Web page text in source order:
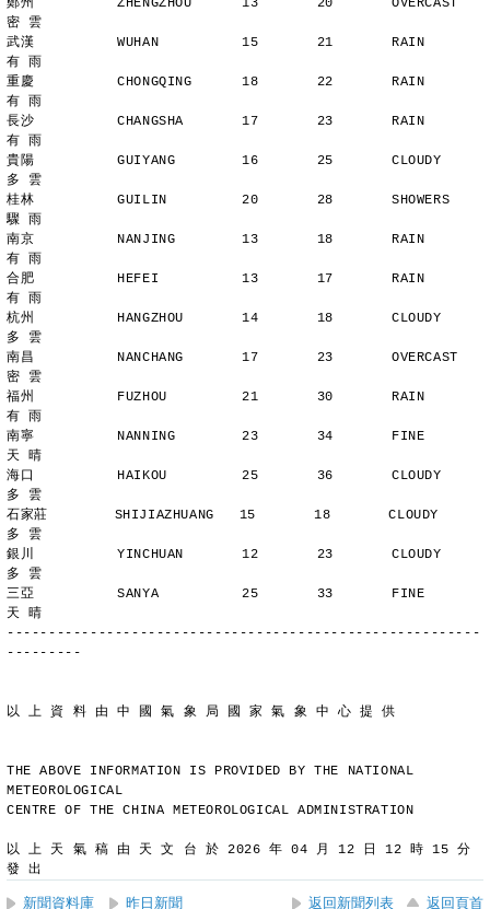
鄭州          ZHENGZHOU      13       20       OVERCAST
密 雲
武漢          WUHAN          15       21       RAIN
有 雨
重慶          CHONGQING      18       22       RAIN
有 雨
長沙          CHANGSHA       17       23       RAIN
有 雨
貴陽          GUIYANG        16       25       CLOUDY
多 雲
桂林          GUILIN         20       28       SHOWERS
驟 雨
南京          NANJING        13       18       RAIN
有 雨
合肥          HEFEI          13       17       RAIN
有 雨
杭州          HANGZHOU       14       18       CLOUDY
多 雲
南昌          NANCHANG       17       23       OVERCAST
密 雲
福州          FUZHOU         21       30       RAIN
有 雨
南寧          NANNING        23       34       FINE
天 晴
海口          HAIKOU         25       36       CLOUDY
多 雲
石家莊        SHIJIAZHUANG   15       18       CLOUDY
多 雲
銀川          YINCHUAN       12       23       CLOUDY
多 雲
三亞          SANYA          25       33       FINE
天 晴
---------------------------------------------------------
---------
以 上 資 料 由 中 國 氣 象 局 國 家 氣 象 中 心 提 供
THE ABOVE INFORMATION IS PROVIDED BY THE NATIONAL
METEOROLOGICAL
CENTRE OF THE CHINA METEOROLOGICAL ADMINISTRATION
以 上 天 氣 稿 由 天 文 台 於 2026 年 04 月 12 日 12 時 15 分
發 出
新聞資料庫 昨日新聞 返回新聞列表 返回頁首